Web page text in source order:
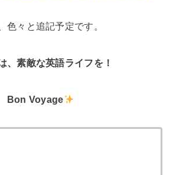
色々と追記予定です。
、素敵な英語ライフを！
Bon Voyage